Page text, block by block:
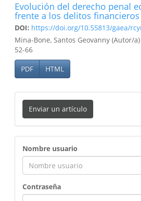
Evolución del derecho penal
frente a los delitos
DOI: https://doi.org/10.55813/gaea/
Mina-Bone, Santos Geovanny (Autor/a)
52-66
PDF HTML
Enviar un artículo
ingreso
Nombre usuario
Contraseña